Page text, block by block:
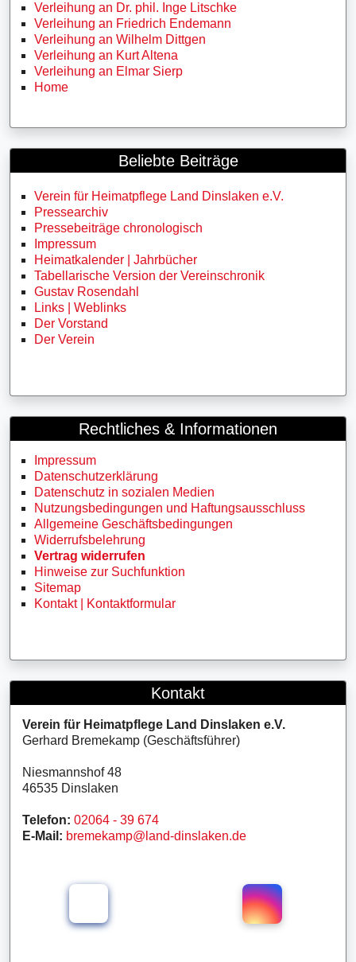
Verleihung an Dr. phil. Inge Litschke
Verleihung an Friedrich Endemann
Verleihung an Wilhelm Dittgen
Verleihung an Kurt Altena
Verleihung an Elmar Sierp
Home
Beliebte Beiträge
Verein für Heimatpflege Land Dinslaken e.V.
Pressearchiv
Pressebeiträge chronologisch
Impressum
Heimatkalender | Jahrbücher
Tabellarische Version der Vereinschronik
Gustav Rosendahl
Links | Weblinks
Der Vorstand
Der Verein
Rechtliches & Informationen
Impressum
Datenschutzerklärung
Datenschutz in sozialen Medien
Nutzungsbedingungen und Haftungsausschluss
Allgemeine Geschäftsbedingungen
Widerrufsbelehrung
Vertrag widerrufen
Hinweise zur Suchfunktion
Sitemap
Kontakt | Kontaktformular
Kontakt
Verein für Heimatpflege Land Dinslaken e.V.
Gerhard Bremekamp (Geschäftsführer)
Niesmannshof 48
46535 Dinslaken
Telefon: 02064 - 39 674
E-Mail: bremekamp@land-dinslaken.de